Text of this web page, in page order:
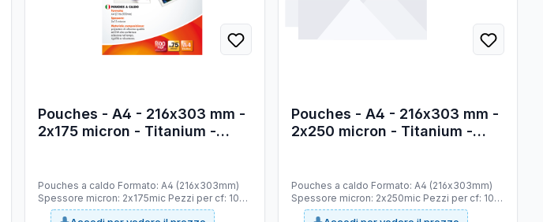
Pouches - A4 - 216x303 mm -
2x175 micron - Titanium -
Pouches a caldo Formato: A4 (216x303mm)
Spessore micron: 2x175mic Pezzi per cf: 100
Materiale composizione: polyestere di
Pouches - A4 - 216x303 mm -
2x250 micron - Titanium -
Pouches a caldo Formato: A4 (216x303mm)
Spessore micron: 2x250mic Pezzi per cf: 100
Materiale composizione: polyestere di